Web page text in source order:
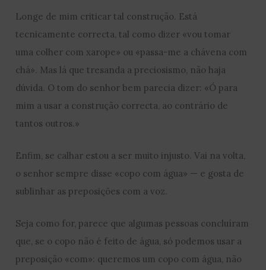
Longe de mim criticar tal construção. Está
tecnicamente correcta, tal como dizer «vou tomar
uma colher com xarope» ou «passa-me a chávena com
chá». Mas lá que tresanda a preciosismo, não haja
dúvida. O tom do senhor bem parecia dizer: «Ó para
mim a usar a construção correcta, ao contrário de
tantos outros.»
Enfim, se calhar estou a ser muito injusto. Vai na volta,
o senhor sempre disse «copo com água» — e gosta de
sublinhar as preposições com a voz.
Seja como for, parece que algumas pessoas concluíram
que, se o copo não é feito de água, só podemos usar a
preposição «com»: queremos um copo com água, não